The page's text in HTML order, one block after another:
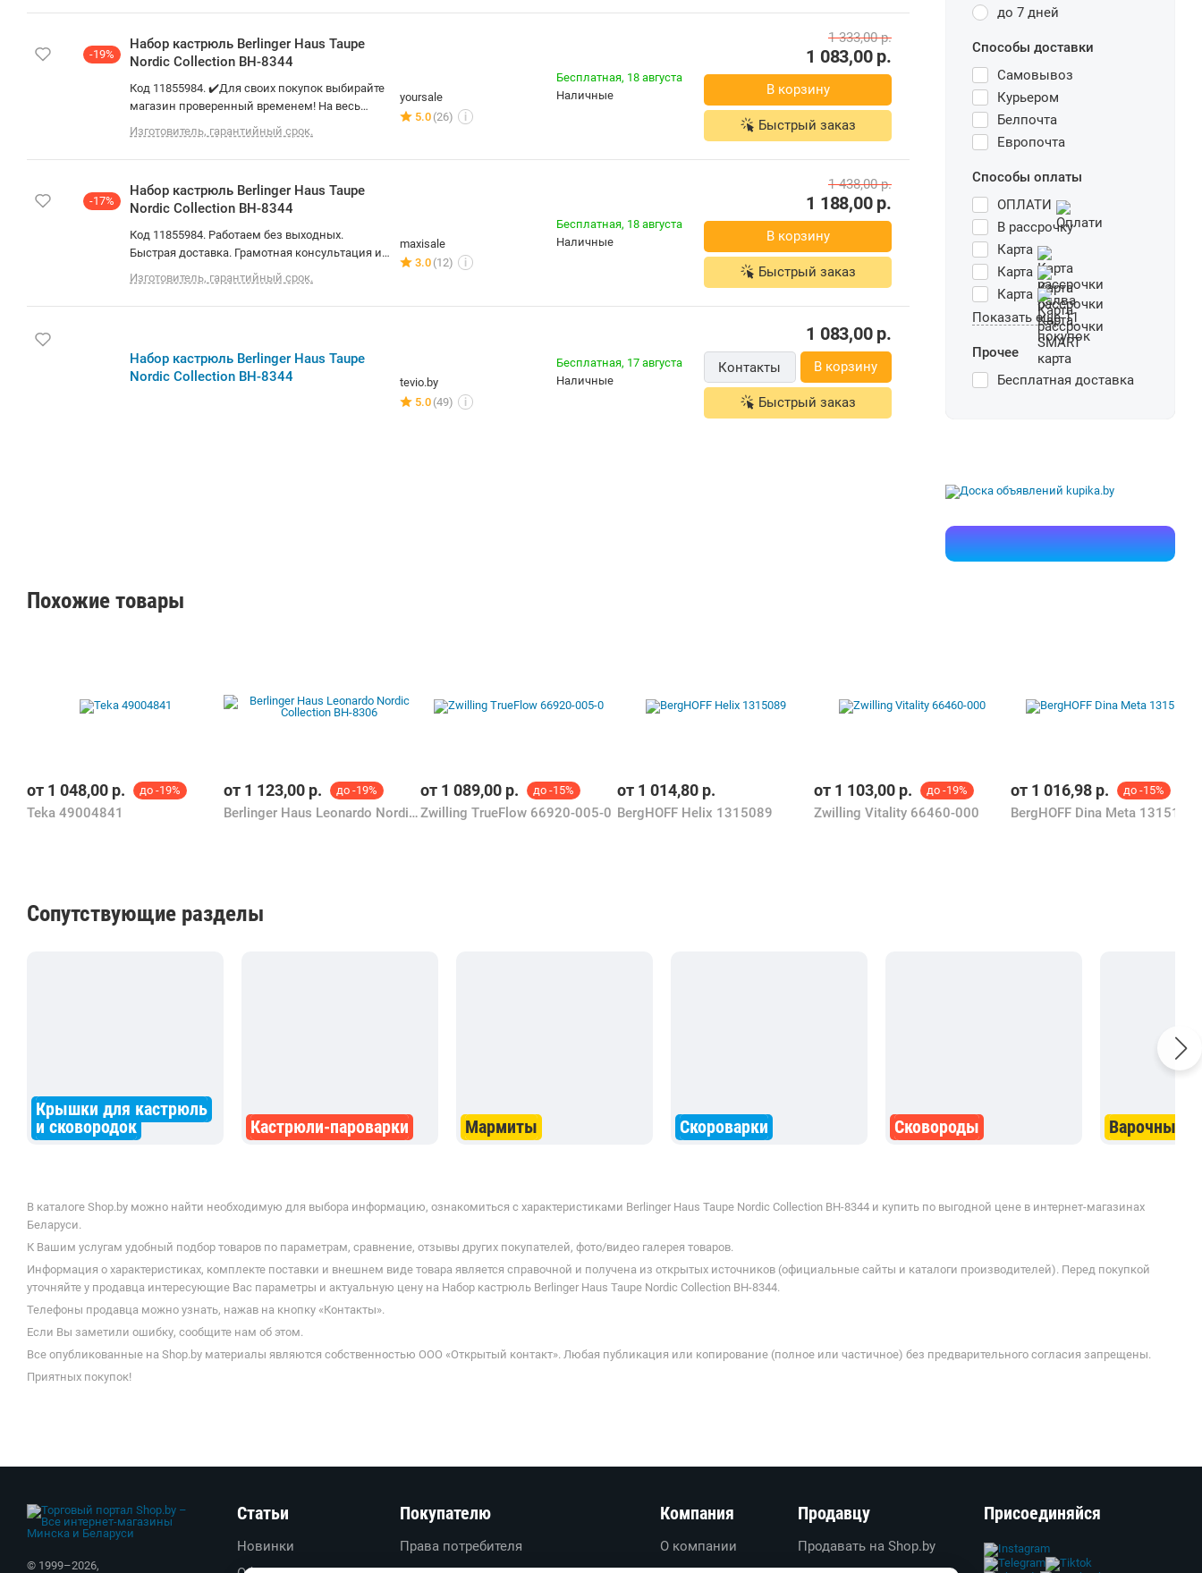
Не работаем с юр. лицами . Доступна 1 шт.
-19%
Набор кастрюль Berlinger Haus Taupe
Nordic Collection BH-8344
Код 11855984. ✔️Для своих покупок выбирайте
магазин проверенный временем! На весь
товар предоставляем 14 дней на проверку! Не
работаем с юр. лицами! О товаре: набор
кастрюль, алюминий
Изготовитель, гарантийный срок.
yoursale
5.0 (26) i
Бесплатная, 18 августа
наличные
1 083,00р.
1 333,00р.
В корзину
Быстрый заказ
-17%
Набор кастрюль Berlinger Haus Taupe
Nordic Collection BH-8344
Код 11855984. Работаем без выходных.
Быстрая доставка. Грамотная консультация и
помощь в выборе. Не работаем с юр. лицами .
Доступна 1 шт. О товаре: набор кастрюль,
алюминий
Изготовитель, гарантийный срок.
maxisale
3.0 (12) i
Бесплатная, 18 августа
наличные
1 188,00р.
1 438,00р.
В корзину
Быстрый заказ
Набор кастрюль Berlinger Haus Taupe
Nordic Collection BH-8344
tevio.by
5.0 (49) i
Бесплатная, 17 августа
наличные
1 083,00р.
Контакты В корзину
Быстрый заказ
до 7 дней
Способы доставки
Самовывоз
Курьером
Белпочта
Европочта
Способы оплаты
ОПЛАТИ
В рассрочку
Карта
Карта
Карта
Показать еще 11
Прочее
Бесплатная доставка
Похожие товары
от 1 048,00 р. до -19%
Teka 49004841
от 1 123,00 р. до -19%
Berlinger Haus Leonardo Nordic Collection BH-8306
от 1 089,00 р. до -15%
Zwilling TrueFlow 66920-005-0
от 1 014,80 р.
BergHOFF Helix 1315089
от 1 103,00 р. до -19%
Zwilling Vitality 66460-000
от 1 016,98 р. до -15%
BergHOFF Dina Meta 1315154
Сопутствующие разделы
Крышки для кастрюль
и сковородок
Кастрюли-пароварки Мармиты Скороварки Сковороды Варочные
В каталоге Shop.by можно найти необходимую для выбора информацию, ознакомиться с характеристиками Berlinger Haus Taupe Nordic Collection BH-8344 и купить по выгодной цене в интернет-магазинах
Беларуси.
К Вашим услугам удобный подбор товаров по параметрам, сравнение, отзывы других покупателей, фото/видео галерея товаров.
Информация о характеристиках, комплекте поставки и внешнем виде товара является справочной и получена из открытых источников (официальные сайты и каталоги производителей). Перед покупкой
уточняйте у продавца интересующие Вас параметры и актуальную цену на Набор кастрюль Berlinger Haus Taupe Nordic Collection BH-8344.
Телефоны продавца можно узнать, нажав на кнопку «Контакты».
Если Вы заметили ошибку, сообщите нам об этом.
Все опубликованные на Shop.by материалы являются собственностью ООО «Открытый контакт». Любая публикация или копирование (полное или частичное) без предварительного согласия запрещены.
Приятных покупок!
Статьи
Новинки
Покупателю
Права потребителя
Компания
О компании
Продавцу
Продавать на Shop.by
© 1999–2026,
Присоединяйся